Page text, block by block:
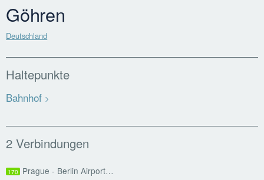
Göhren
Deutschland
Haltepunkte
Bahnhof
2 Verbindungen
170 Prague - Berlin Airport…